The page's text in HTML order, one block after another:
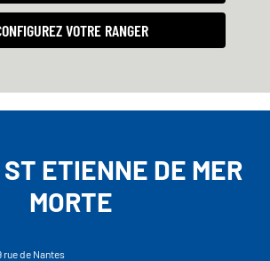
VOTRE RANGER
ETIENNE DE MER
MORTE
rue de Nantes